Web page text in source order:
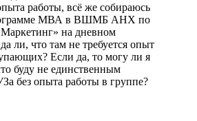
работы, всё же собираюсь
МВА в ВШМБ АНХ по
на дневном
ли, что там не требуется опыт
Если да, то могу ли я
буду не единственным
без опыта работы в группе?